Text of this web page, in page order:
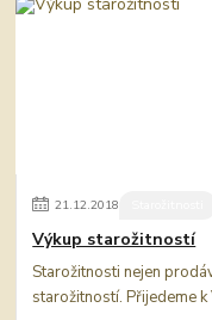
21.12.2018
Výkup starožitností
Starožitnosti nejen
starožitností. Přijedeme